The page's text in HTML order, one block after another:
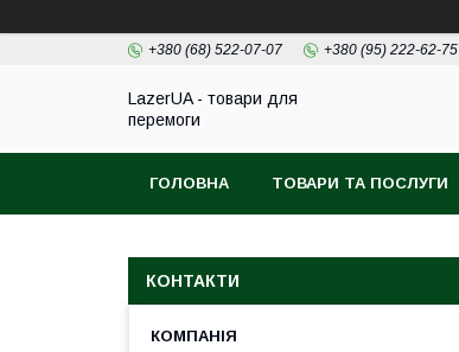
+380 (68) 522-07-07 +380 (95) 222-62-75
LazerUA - товари для
перемоги
ГОЛОВНА ТОВАРИ ТА ПОСЛУГИ
КОНТАКТИ